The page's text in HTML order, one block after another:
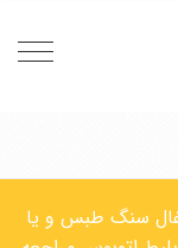
زغال سنگ طبس و یا